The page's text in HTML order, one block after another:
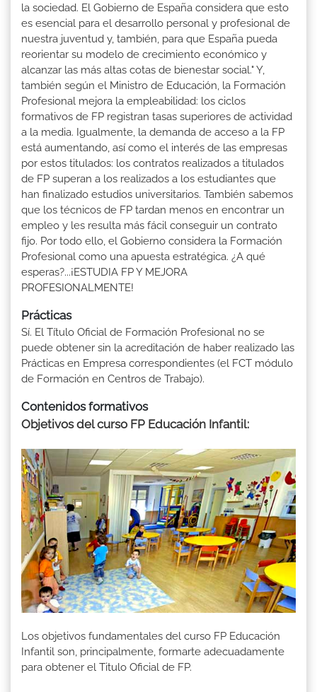
la sociedad. El Gobierno de España considera que esto
es esencial para el desarrollo personal y profesional de
nuestra juventud y, también, para que España pueda
reorientar su modelo de crecimiento económico y
alcanzar las más altas cotas de bienestar social." Y,
también según el Ministro de Educación, la Formación
Profesional mejora la empleabilidad: los ciclos
formativos de FP registran tasas superiores de actividad
a la media. Igualmente, la demanda de acceso a la FP
está aumentando, así como el interés de las empresas
por estos titulados: los contratos realizados a titulados
de FP superan a los realizados a los estudiantes que
han finalizado estudios universitarios. También sabemos
que los técnicos de FP tardan menos en encontrar un
empleo y les resulta más fácil conseguir un contrato
fijo. Por todo ello, el Gobierno considera la Formación
Profesional como una apuesta estratégica. ¿A qué
esperas?...¡ESTUDIA FP Y MEJORA
PROFESIONALMENTE!
Prácticas
Sí. El Título Oficial de Formación Profesional no se
puede obtener sin la acreditación de haber realizado las
Prácticas en Empresa correspondientes (el FCT módulo
de Formación en Centros de Trabajo).
Contenidos formativos
Objetivos del curso FP Educación Infantil:
Los objetivos fundamentales del curso FP Educación
Infantil son, principalmente, formarte adecuadamente
para obtener el Titulo Oficial de FP.